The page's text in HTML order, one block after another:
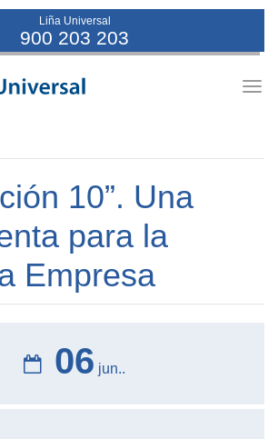
Liña Universal
900 203 203
10”. Una
para la
Empresa
06 jun..